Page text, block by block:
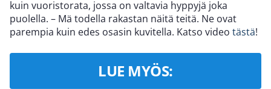
kuin vuoristorata, jossa on valtavia hyppyjä joka
puolella. – Mä todella rakastan näitä teitä. Ne ovat
parempia kuin edes osasin kuvitella. Katso video tästä!
LUE MYÖS: